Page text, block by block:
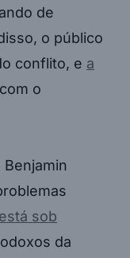
de
o público
conflito, e a
com o
está sob
da